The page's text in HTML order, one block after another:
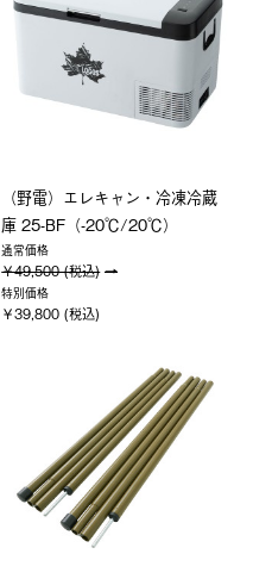
（野電）エレキャン・冷凍冷蔵
庫 25-BF（-20℃/20℃）
通常価格
￥49,500 (税込)
特別価格
￥39,800 (税込)